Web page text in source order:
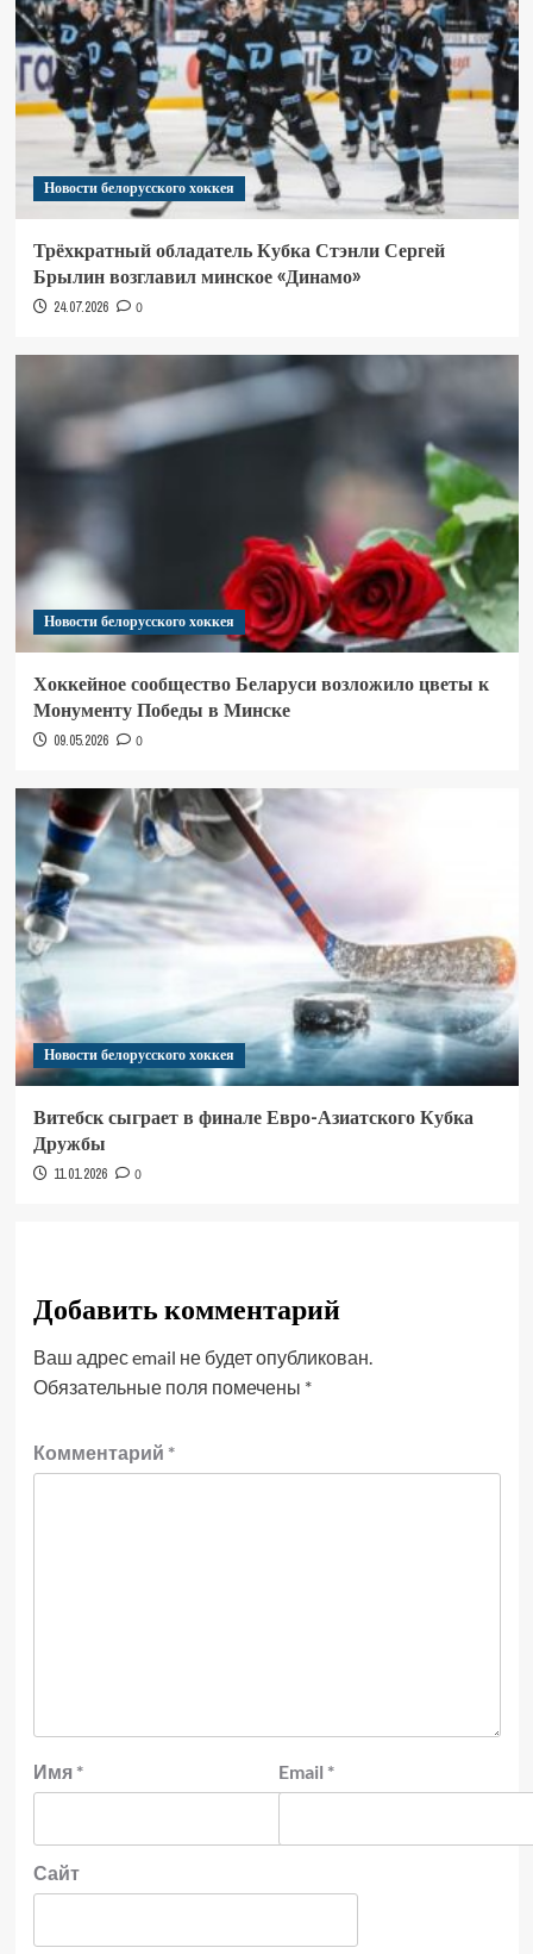
Новости белорусского хоккея
Трёхкратный обладатель Кубка Стэнли Сергей
Брылин возглавил минское «Динамо»
24.07.2026 0
Новости белорусского хоккея
Хоккейное сообщество Беларуси возложило цветы к
Монументу Победы в Минске
09.05.2026 0
Новости белорусского хоккея
Витебск сыграет в финале Евро-Азиатского Кубка
Дружбы
11.01.2026 0
Добавить комментарий
Ваш адрес email не будет опубликован.
Обязательные поля помечены *
Комментарий *
Имя * Email *
Сайт